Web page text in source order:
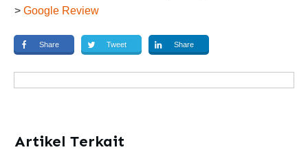
> Google Review
Share Tweet Share
Artikel Terkait